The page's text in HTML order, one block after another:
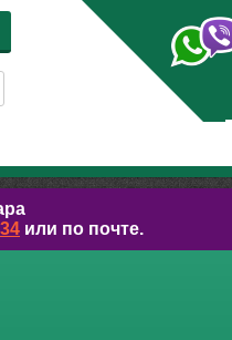
или по почте.